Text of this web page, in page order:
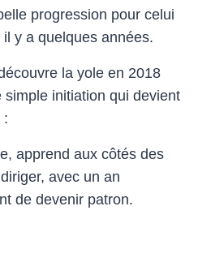
progression pour celui
y a quelques années.
la yole en 2018
initiation qui devient
:
apprend aux côtés des
avec un an
de devenir patron.